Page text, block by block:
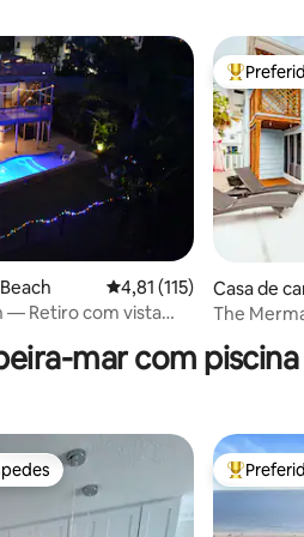
111 avaliações4,81 de uma avaliação
4,81 (115)
— Retiro com vista
Entre os
Casa de
The
mar com piscina
Entre os